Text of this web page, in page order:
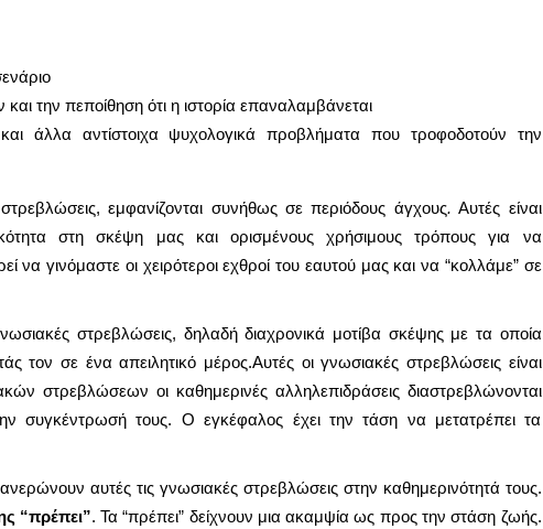
την πεποίθηση ότι η ιστορία επαναλαμβάνεται
άλλα αντίστοιχα ψυχολογικά προβλήματα που τροφοδοτούν την
εμφανίζονται συνήθως σε περιόδους άγχους. Αυτές είναι
στη σκέψη μας και ορισμένους χρήσιμους τρόπους για να
γινόμαστε οι χειρότεροι εχθροί του εαυτού μας και να “κολλάμε” σε
στρεβλώσεις, δηλαδή διαχρονικά μοτίβα σκέψης με τα οποία
σε ένα απειλητικό μέρος.Αυτές οι γνωσιακές στρεβλώσεις είναι
στρεβλώσεων οι καθημερινές αλληλεπιδράσεις διαστρεβλώνονται
συγκέντρωσή τους. Ο εγκέφαλος έχει την τάση να μετατρέπει τα
αυτές τις γνωσιακές στρεβλώσεις στην καθημερινότητά τους.
“πρέπει”. Τα “πρέπει” δείχνουν μια ακαμψία ως προς την στάση ζωής.